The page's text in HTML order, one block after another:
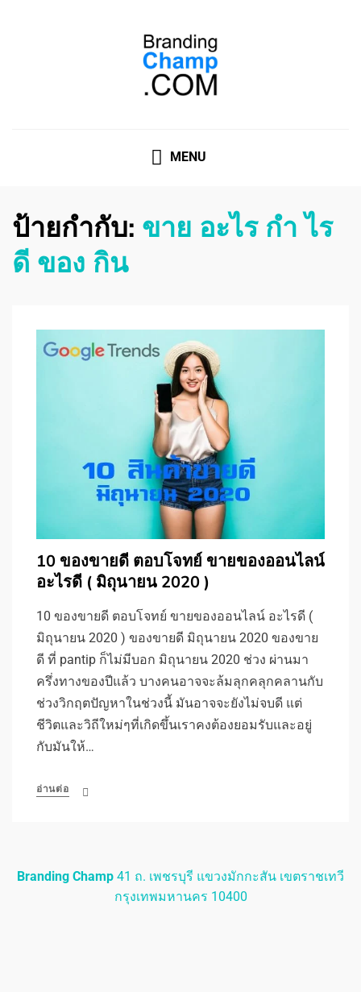
MENU
ป้ายกำกับ: ขาย อะไร กํา ไร
ดี ของ กิน
10 ของขายดี ตอบโจทย์ ขายของออนไลน์
อะไรดี ( มิถุนายน 2020 )
10 ของขายดี ตอบโจทย์ ขายของออนไลน์ อะไรดี (
มิถุนายน 2020 ) ของขายดี มิถุนายน 2020 ของขาย
ดี ที่ pantip ก็ไม่มีบอก มิถุนายน 2020 ช่วง ผ่านมา
ครึ่งทางของปีแล้ว บางคนอาจจะล้มลุกคลุกคลานกับ
ช่วงวิกฤตปัญหาในช่วงนี้ มันอาจจะยังไม่จบดี แต่
ชีวิตและวิถีใหม่ๆที่เกิดขึ้นเราคงต้องยอมรับและอยู่
กับมันให้…
อ่านต่อ
Branding Champ 41 ถ. เพชรบุรี แขวงมักกะสัน เขตราชเทวี
กรุงเทพมหานคร 10400